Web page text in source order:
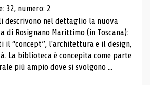
32, numero: 2
descrivono nel dettaglio la nuova
di Rosignano Marittimo (in Toscana):
il ​​“concept”, l'architettura e il design,
La biblioteca è concepita come parte
più ampio dove si svolgono ...